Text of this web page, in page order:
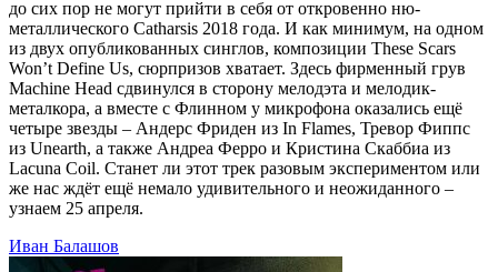
до сих пор не могут прийти в себя от откровенно ню-
металлического Catharsis 2018 года. И как минимум, на одном
из двух опубликованных синглов, композиции These Scars
Won’t Define Us, сюрпризов хватает. Здесь фирменный грув
Machine Head сдвинулся в сторону мелодэта и мелодик-
металкора, а вместе с Флинном у микрофона оказались ещё
четыре звезды – Андерс Фриден из In Flames, Тревор Фиппс
из Unearth, а также Андреа Ферро и Кристина Скаббиа из
Lacuna Coil. Станет ли этот трек разовым экспериментом или
же нас ждёт ещё немало удивительного и неожиданного –
узнаем 25 апреля.
Иван Балашов